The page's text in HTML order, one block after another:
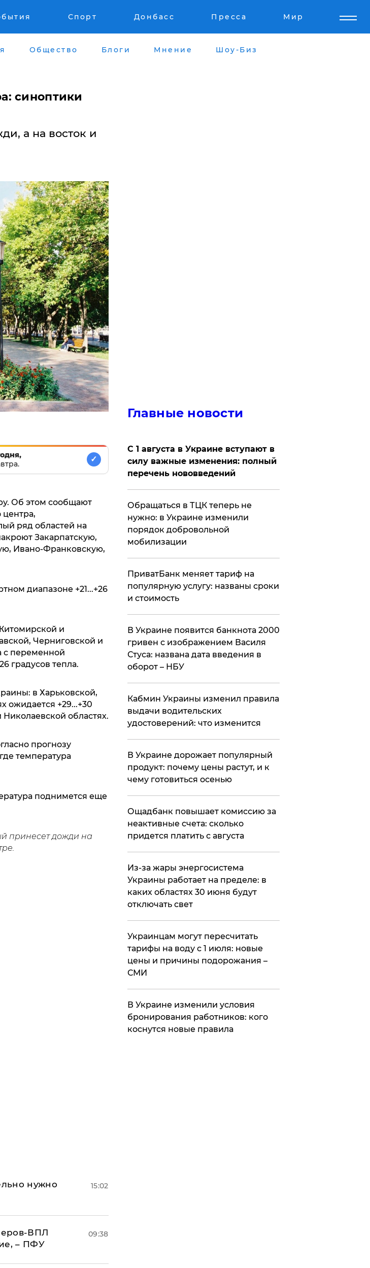
Спорт Донбасс Пресса Мир
Общество Блоги Мнение Шоу-Биз
синоптики
а на восток и
✓
Об этом сообщают
центра,
ряд областей на
Закарпатскую,
Ивано-Франковскую,
диапазоне +21...+26
и
Черниговской и
с переменной
градусов тепла.
в Харьковской,
ожидается +29...+30
областях.
прогнозу
температура
поднимется еще
принесет дожди на
нужно
15:02
ВПЛ
– ПФУ
09:38
Главные новости
С 1 августа в Украине вступают в
силу важные изменения: полный
перечень нововведений
Обращаться в ТЦК теперь не
нужно: в Украине изменили
порядок добровольной
мобилизации
ПриватБанк меняет тариф на
популярную услугу: названы сроки
и стоимость
В Украине появится банкнота 2000
гривен с изображением Василя
Стуса: названа дата введения в
оборот – НБУ
Кабмин Украины изменил правила
выдачи водительских
удостоверений: что изменится
В Украине дорожает популярный
продукт: почему цены растут, и к
чему готовиться осенью
​Ощадбанк повышает комиссию за
неактивные счета: сколько
придется платить с августа
Из-за жары энергосистема
Украины работает на пределе: в
каких областях 30 июня будут
отключать свет
Украинцам могут пересчитать
тарифы на воду с 1 июля: новые
цены и причины подорожания –
СМИ
В Украине изменили условия
бронирования работников: кого
коснутся новые правила